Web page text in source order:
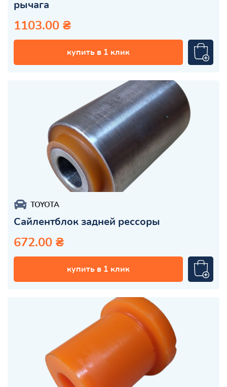
рычага
1103.00 ₴
купить в 1 клик
TOYOTA
Сайлентблок задней рессоры
672.00 ₴
купить в 1 клик